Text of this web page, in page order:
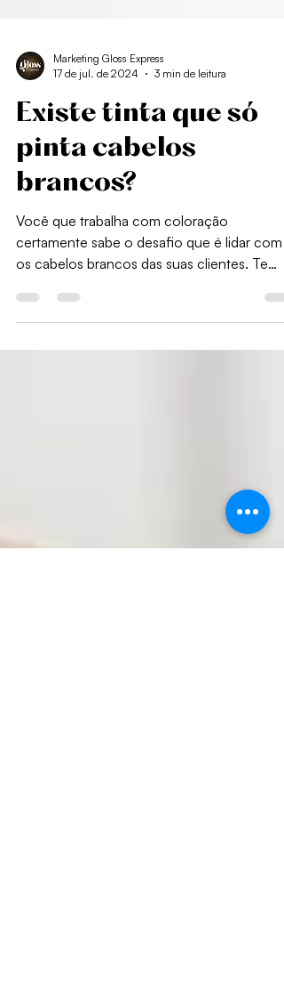
Marketing Gloss Express
17 de jul. de 2024
3 min de leitura
Existe tinta que só
pinta cabelos
brancos?
Você que trabalha com coloração
certamente sabe o desafio que é lidar com